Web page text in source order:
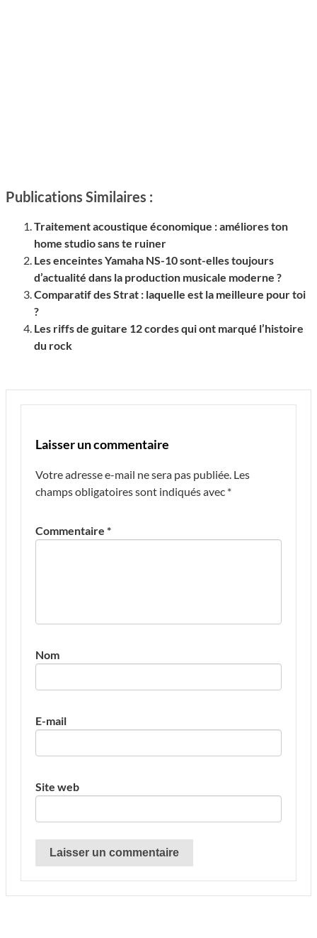
Publications Similaires :
Traitement acoustique économique : améliores ton
home studio sans te ruiner
Les enceintes Yamaha NS-10 sont-elles toujours
d’actualité dans la production musicale moderne ?
Comparatif des Strat : laquelle est la meilleure pour toi
?
Les riffs de guitare 12 cordes qui ont marqué l’histoire
du rock
Laisser un commentaire
Votre adresse e-mail ne sera pas publiée. Les
champs obligatoires sont indiqués avec *
Commentaire *
Nom
E-mail
Site web